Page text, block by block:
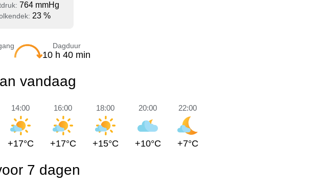
764 mmHg
23 %
Dagduur
10 h 40 min
vandaag
14:00
+17°C
16:00
+17°C
18:00
+15°C
20:00
+10°C
22:00
+7°C
7 dagen